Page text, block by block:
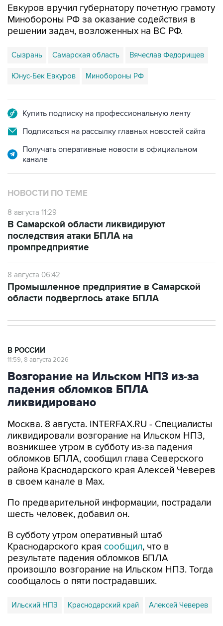
Евкуров вручил губернатору почетную грамоту
Минобороны РФ за оказание содействия в
решении задач, возложенных на ВС РФ.
Сызрань Самарская область Вячеслав Федорищев
Юнус-Бек Евкуров Минобороны РФ
Купить подписку на профессиональную ленту
Подписаться на рассылку главных новостей сайта
Получать оперативные новости в официальном
канале
НОВОСТИ ПО ТЕМЕ
8 августа 11:29
В Самарской области ликвидируют
последствия атаки БПЛА на
промпредприятие
8 августа 06:42
Промышленное предприятие в Самарской
области подверглось атаке БПЛА
В РОССИИ
11:59, 8 августа 2026
Возгорание на Ильском НПЗ из-за
падения обломков БПЛА
ликвидировано
Москва. 8 августа. INTERFAX.RU - Специалисты
ликвидировали возгорание на Ильском НПЗ,
возникшее утром в субботу из-за падения
обломков БПЛА, сообщил глава Северского
района Краснодарского края Алексей Чеверев
в своем канале в Max.
По предварительной информации, пострадали
шесть человек, добавил он.
В субботу утром оперативный штаб
Краснодарского края сообщил, что в
результате падения обломков БПЛА
произошло возгорание на Ильском НПЗ. Тогда
сообщалось о пяти пострадавших.
Ильский НПЗ Краснодарский край Алексей Чеверев